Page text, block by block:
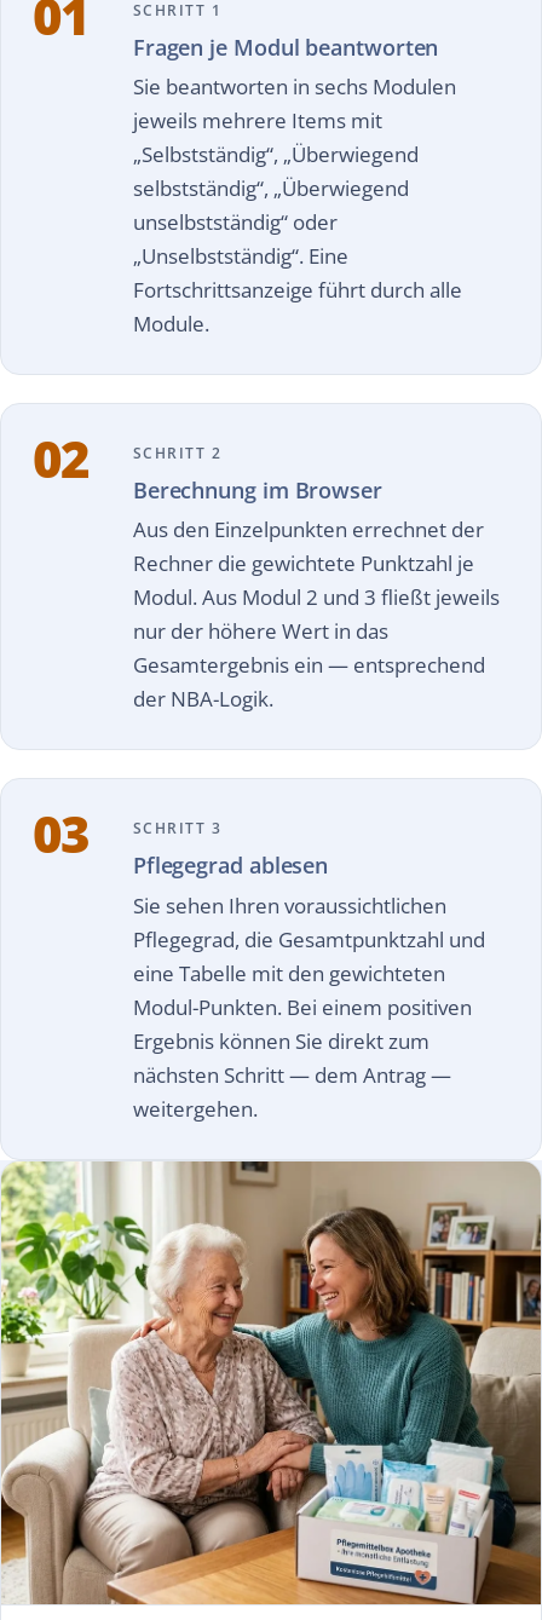
01 SCHRITT 1
Fragen je Modul beantworten
Sie beantworten in sechs Modulen
jeweils mehrere Items mit
„Selbstständig“, „Überwiegend
selbstständig“, „Überwiegend
unselbstständig“ oder
„Unselbstständig“. Eine
Fortschrittsanzeige führt durch alle
Module.
02 SCHRITT 2
Berechnung im Browser
Aus den Einzelpunkten errechnet der
Rechner die gewichtete Punktzahl je
Modul. Aus Modul 2 und 3 fließt jeweils
nur der höhere Wert in das
Gesamtergebnis ein — entsprechend
der NBA-Logik.
03 SCHRITT 3
Pflegegrad ablesen
Sie sehen Ihren voraussichtlichen
Pflegegrad, die Gesamtpunktzahl und
eine Tabelle mit den gewichteten
Modul-Punkten. Bei einem positiven
Ergebnis können Sie direkt zum
nächsten Schritt — dem Antrag —
weitergehen.